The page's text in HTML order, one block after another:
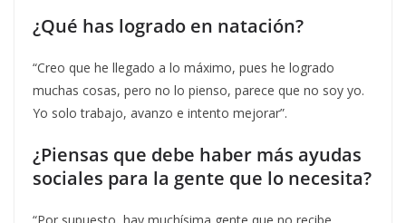
¿Qué has logrado en natación?
“Creo que he llegado a lo máximo, pues he logrado
muchas cosas, pero no lo pienso, parece que no soy yo.
Yo solo trabajo, avanzo e intento mejorar”.
¿Piensas que debe haber más ayudas
sociales para la gente que lo necesita?
“Por supuesto, hay muchísima gente que no recibe